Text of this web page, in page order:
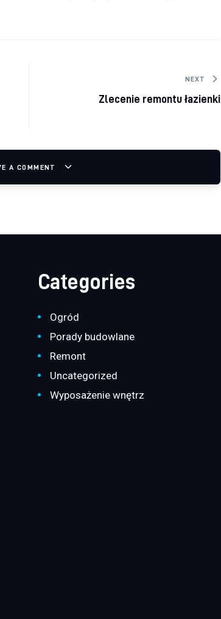
NEXT
Zlecenie remontu łazienki
A COMMENT
Categories
Ogród
Porady budowlane
Remont
Uncategorized
Wyposażenie wnętrz